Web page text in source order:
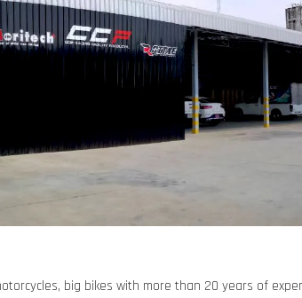
big bikes with more than 20 years of